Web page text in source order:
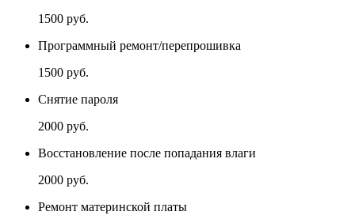
1500 руб.
Программный ремонт/перепрошивка
1500 руб.
Снятие пароля
2000 руб.
Восстановление после попадания влаги
2000 руб.
Ремонт материнской платы